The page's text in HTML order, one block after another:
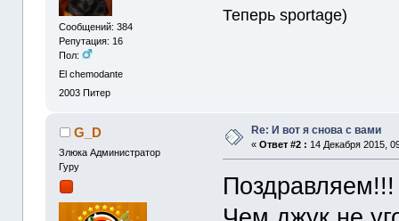
Сообщений: 384
Репутация: 16
Пол:
El chemodante
2003 Питер
Теперь sportage)
G_D
Злюка Администратор
Гуру
Re: И вот я снова с вами
«Ответ #2 : 14 Декабря 2015,
Поздравляем!!!